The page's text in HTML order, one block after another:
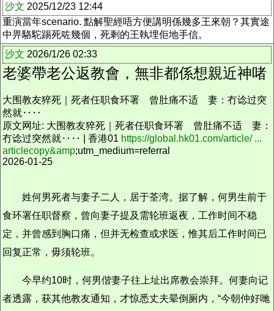
沙文 2025/12/23 12:44
重演當年scenario. 點解聖經唔方便講明係幾多王來朝？其實途
中畀駱駝踢死咗幾個，死剩的王執埋佢地手信。
沙文 2026/1/26 02:33
老婆帶老公返教會 ，無非都係想親近神啫
大围教友猝死｜死者任职食环署 曾肚痛不适 妻：冇谂过突
然就‥‥
原文网址: 大围教友猝死｜死者任职食环署 曾肚痛不适 妻：
冇谂过突然就‥‥ | 香港01 https://global.hk01.com/article/ ...
articlecopy&amp;utm_medium=referral
2026-01-25
姓何男死者与妻子二人，居于荃湾。据了解，何男生前于
食环署任职督察，曾向妻子提及需轮班返夜，工作时间不稳
定，并曾感到胸口痛，但并无检查或求医，惟其后工作时间已
回复正常，毋须轮班。
今早约10时，何男偕妻子往上址出席教会崇拜。何妻向记
者透露，获其他教友通知，才惊悉丈夫晕倒厕内，“今朝仲好哋